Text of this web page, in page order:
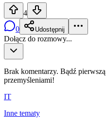
4
0
Udostępnij
Dołącz do rozmowy...
Brak komentarzy. Bądź
przemyśleniami!
IT
Inne tematy